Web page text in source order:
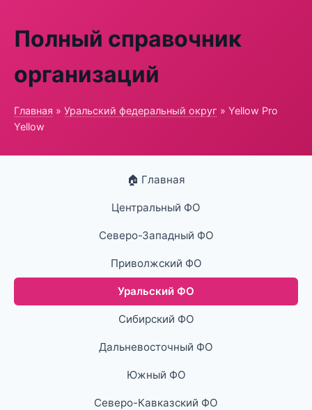
Полный справочник
организаций
Главная » Уральский федеральный округ » Yellow Pro
Yellow
🏠 Главная
Центральный ФО
Северо-Западный ФО
Приволжский ФО
Уральский ФО
Сибирский ФО
Дальневосточный ФО
Южный ФО
Северо-Кавказский ФО